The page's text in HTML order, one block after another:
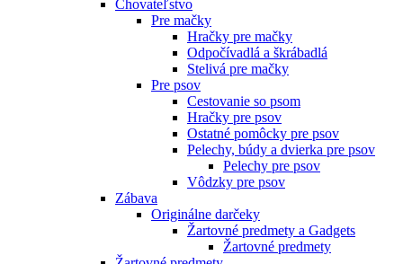
Chovateľstvo
Pre mačky
Hračky pre mačky
Odpočívadlá a škrábadlá
Stelivá pre mačky
Pre psov
Cestovanie so psom
Hračky pre psov
Ostatné pomôcky pre psov
Pelechy, búdy a dvierka pre psov
Pelechy pre psov
Vôdzky pre psov
Zábava
Originálne darčeky
Žartovné predmety a Gadgets
Žartovné predmety